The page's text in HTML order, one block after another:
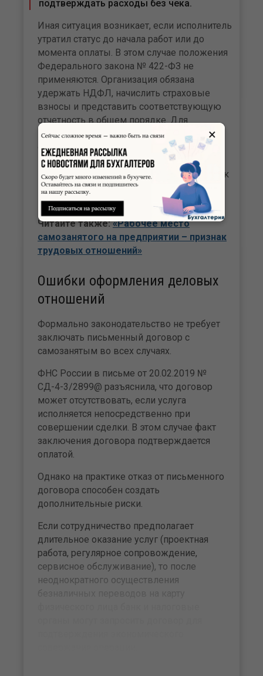
подтверждать расходы без чека.
Иная ситуация возникает, если исполнитель
утратил статус до начала работ или до
момента оплаты. В этом случае положения
Федерального закона № 422-ФЗ не
применяются. Организация обязана
удержать НДФЛ, начислить страховые
взносы и представить соответствующую
отчетность в общем порядке. Для
подтверждения расходов используется
стандартный комплект документов по
гражданско-правовому договору: сам
контракт, акт и платежные документы. Чек
НПД в такой ситуации исполнитель не
может сформировать.
Читайте также:«Рабочее место
самозанятого на предприятии – признак
трудовых отношений»
Ошибки оформления деловых
отношений
Формально законодательство не требует
заключать письменный договор с
самозанятым во всех случаях.
ФНС России в письме от 20.02.2019 №
СД-4-3/2899@ разъяснила, что договор
может отсутствовать, если услуга
исполняется непосредственно при
совершении сделки. В этом случае факт
заключения договора подтверждается
оплатой.
Однако на практике отказ от письменного
договора способен создать
дополнительные риски.
Если сотрудничество предполагает
длительное оказание услуг (проектная
работа, регулярное сопровождение,
сервисное обслуживание), то после
неоднократного осуществления
×